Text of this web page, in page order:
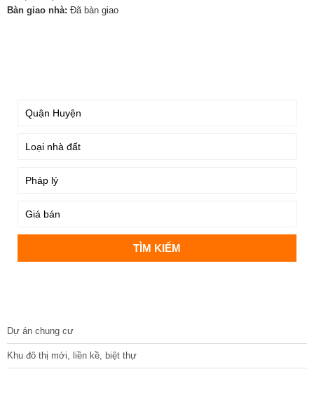
Bàn giao nhà: Đã bàn giao
Dự án chung cư
Khu đô thị mới, liền kề, biệt thự